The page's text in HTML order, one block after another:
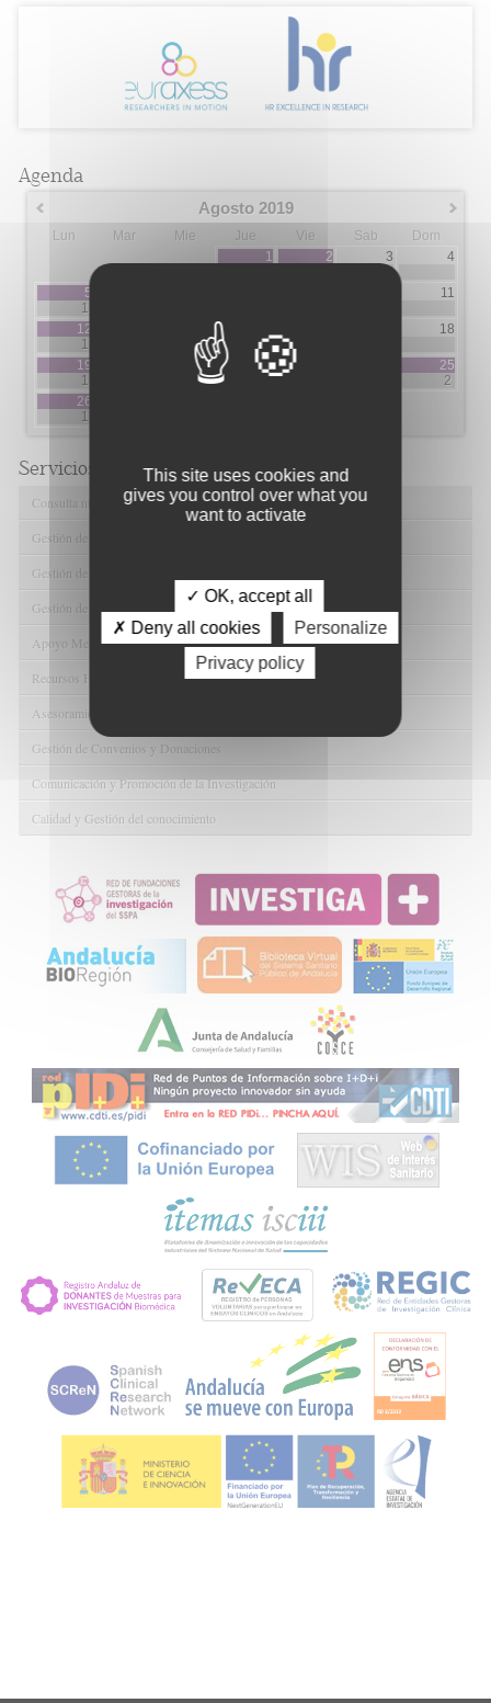
Agenda
Agosto 2019
Lun Mar Mie Jue Vie Sab
Dom
1
2
3 4
5
1
11
12
1
1
18
19
1
21
1
22
2
25
2
26
1
Servicios de FIBAO
Consulta nuestras Ofertas Tecnológicas
Gestión de Ensayos Clínicos y Estudios Observacionales
Gestión de la Innovación y la Transferencia Tecnológica
Gestión de Ayudas y Oportunidad de Financiación
Apoyo Metodológico y/o Estadístico
Recursos Humanos
Asesoramiento y Gestión Económica-Administrativa
Gestión de Convenios y Donaciones
Comunicación y Promoción de la Investigación
Calidad y Gestión del conocimiento
This site uses cookies and
gives you control over what you
want to activate
✓ OK, accept all
✗ Deny all cookies
Personalize
Privacy policy